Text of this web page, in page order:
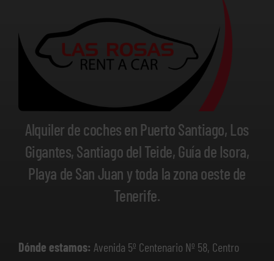
Alquiler de coches en Puerto Santiago, Los
Gigantes, Santiago del Teide, Guía de Isora,
Playa de San Juan y toda la zona oeste de
Tenerife.
Dónde estamos: Avenida 5º Centenario Nº 58, Centro